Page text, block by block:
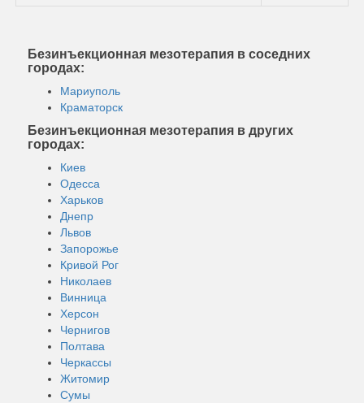
Безинъекционная мезотерапия в соседних
городах:
Мариуполь
Краматорск
Безинъекционная мезотерапия в других
городах:
Киев
Одесса
Харьков
Днепр
Львов
Запорожье
Кривой Рог
Николаев
Винница
Херсон
Чернигов
Полтава
Черкассы
Житомир
Сумы